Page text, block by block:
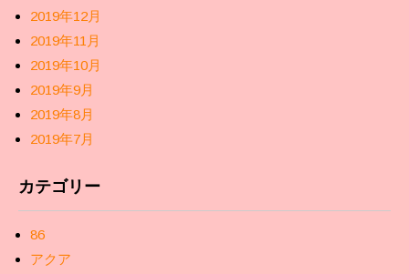
2019年12月
2019年11月
2019年10月
2019年9月
2019年8月
2019年7月
カテゴリー
86
アクア